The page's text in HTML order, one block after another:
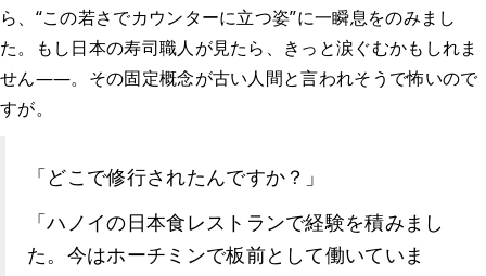
ら、“この若さでカウンターに立つ姿”に一瞬息をのみまし
た。もし日本の寿司職人が見たら、きっと涙ぐむかもしれま
せん——。その固定概念が古い人間と言われそうで怖いので
すが。
「どこで修行されたんですか？」
「ハノイの日本食レストランで経験を積みまし
た。今はホーチミンで板前として働いていま